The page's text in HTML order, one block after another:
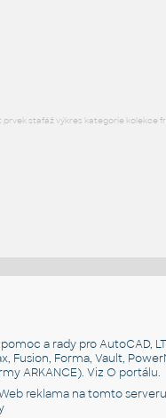
stafáž výkres kategorie kolekce
a rady pro AutoCAD,
Fusion, Forma, Vault,
ARKANCE). VizO portálu.
reklama na tomto